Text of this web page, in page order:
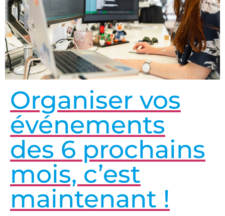
Organiser vos
événements
des 6 prochains
mois, c’est
maintenant !